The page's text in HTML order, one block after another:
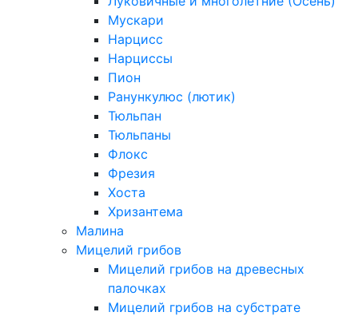
Мускари
Нарцисс
Нарциссы
Пион
Ранункулюс (лютик)
Тюльпан
Тюльпаны
Флокс
Фрезия
Хоста
Хризантема
Малина
Мицелий грибов
Мицелий грибов на древесных
палочках
Мицелий грибов на субстрате